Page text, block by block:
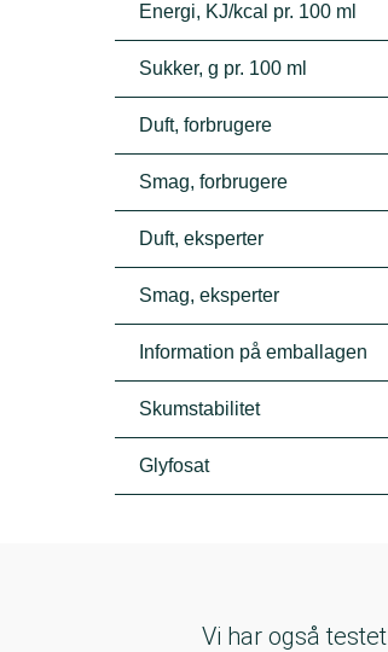
Energi, KJ/kcal pr. 100 ml
Sukker, g pr. 100 ml
Duft, forbrugere
Smag, forbrugere
Duft, eksperter
Smag, eksperter
Information på emballagen
Skumstabilitet
Glyfosat
Vi har også testet